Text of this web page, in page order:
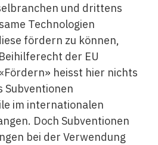
und drittens
Technologien
fördern zu können,
der EU
heisst hier nichts
Subventionen
im internationalen
Doch Subventionen
bei der Verwendung